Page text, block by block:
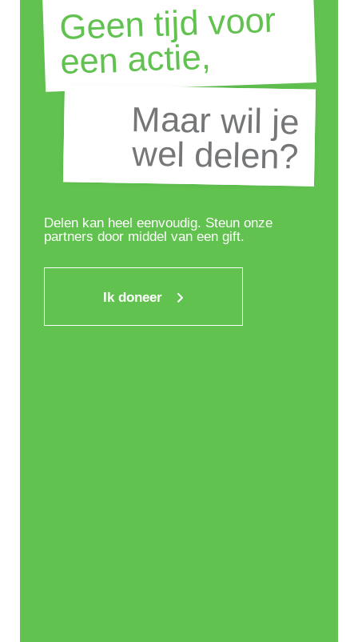
Geen tijd voor
een actie,
Maar wil je
wel delen?
Maar wil je
wel delen?
Delen kan heel eenvoudig. Steun onze
partners door middel van een gift.
Ik doneer